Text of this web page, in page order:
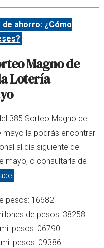
de ahorro: ¿Cómo
Magno de
Lotería
385 Sorteo Magno de
mayo la podrás encontrar
al día siguiente del
mayo, o consultarla de
pesos: 16682
de pesos: 38258
pesos: 06790
pesos: 09386